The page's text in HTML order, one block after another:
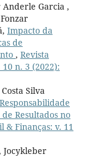
Anderle Garcia ,
Impacto da
de
, Revista
n. 3 (2022):
Silva
Responsabilidade
Resultados no
& Finanças: v. 11
Jocykleber